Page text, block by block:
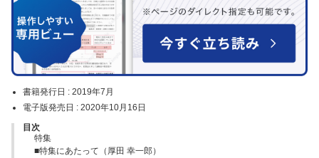
書籍発行日 : 2019年7月
電子版発売日 : 2020年10月16日
目次
特集
■特集にあたって（厚田 幸一郎）